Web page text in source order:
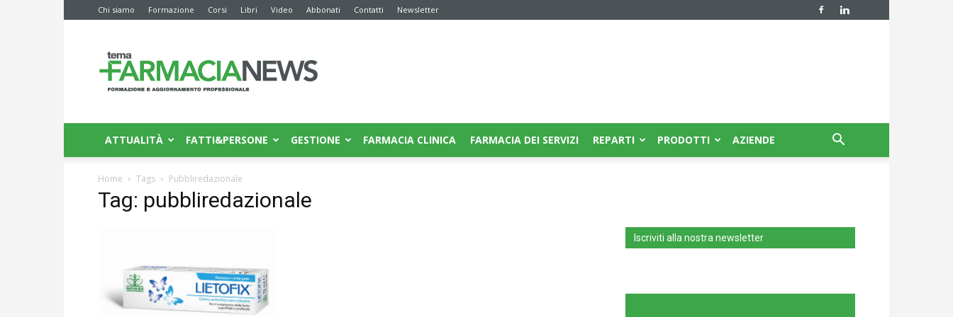
Chi siamo Formazione Corsi Libri Video Abbonati Contatti Newsletter
News
ATTUALITÀ FATTI&PERSONE GESTIONE FARMACIA CLINICA FARMACIA DEI SERVIZI REPARTI PRODOTTI AZIENDE
Home Tags Pubbliredazionale
Tag: pubbliredazionale
Iscriviti alla nostra newsletter